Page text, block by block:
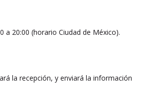
a 20:00 (horario Ciudad de México).
la recepción, y enviará la información